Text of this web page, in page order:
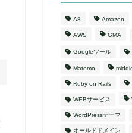
A8 Amazon
AWS GMA
Googleツール
Matomo
Ruby on Rails
WEBサービス
WordPressテーマ
オールドドメイン